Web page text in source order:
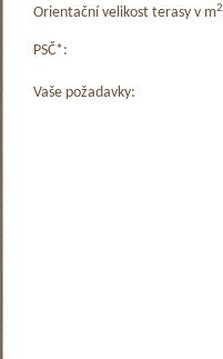
Orientační velikost terasy v m2
PSČ*:
Vaše požadavky: